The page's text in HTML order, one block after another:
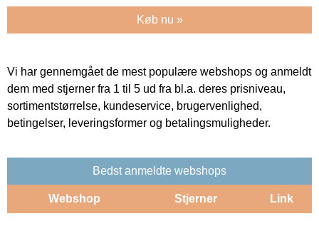
Køb nu »
Vi har gennemgået de mest populære webshops og anmeldt
dem med stjerner fra 1 til 5 ud fra bl.a. deres prisniveau,
sortimentstørrelse, kundeservice, brugervenlighed,
betingelser, leveringsformer og betalingsmuligheder.
Bedst anmeldte webshops
Webshop Stjerner Link